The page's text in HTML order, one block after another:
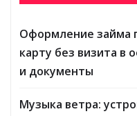
Оформление займа
карту без визита в
и документы
Музыка ветра: